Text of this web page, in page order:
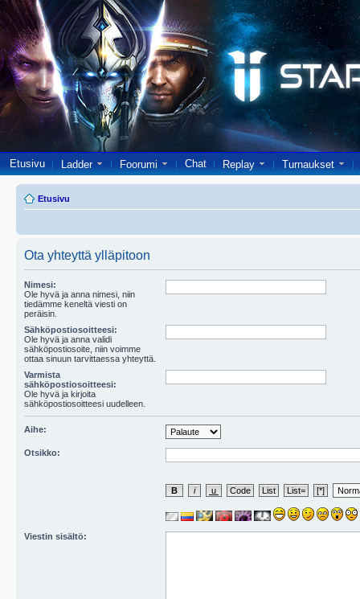
Etusivu Ladder Foorumi Chat Replay Turnaukset
Etusivu
Ota yhteyttä ylläpitoon
Nimesi:
Ole hyvä ja anna nimesi, niin
tiedämme keneltä viesti on
peräisin.
Sähköpostiosoitteesi:
Ole hyvä ja anna validi
sähköpostiosoite, niin voimme
ottaa sinuun tarvittaessa yhteyttä.
Varmista
sähköpostiosoitteesi:
Ole hyvä ja kirjoita
sähköpostiosoitteesi uudelleen.
Aihe:
Otsikko:
Viestin sisältö: